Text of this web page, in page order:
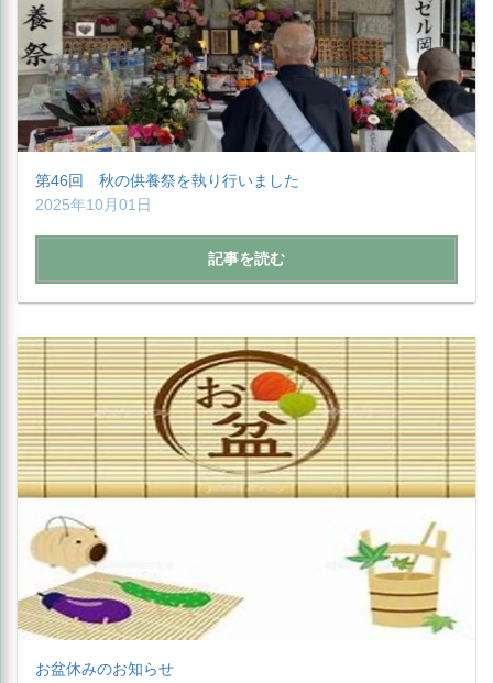
第46回 秋の供養祭を執り行いました
2025年10月01日
記事を読む
お盆休みのお知らせ